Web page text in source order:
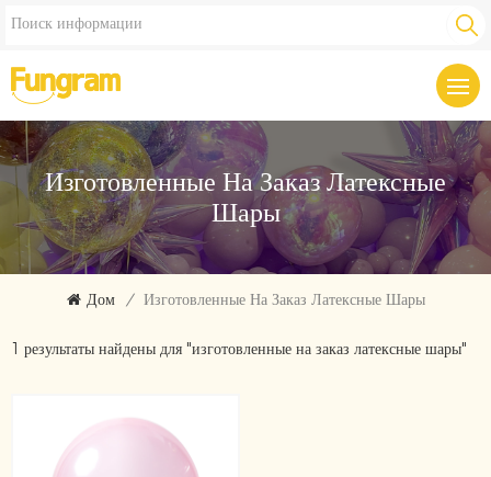
Изготовленные На Заказ Латексные
Шары
Дом / Изготовленные На Заказ Латексные Шары
1 результаты найдены для "изготовленные на заказ латексные шары"